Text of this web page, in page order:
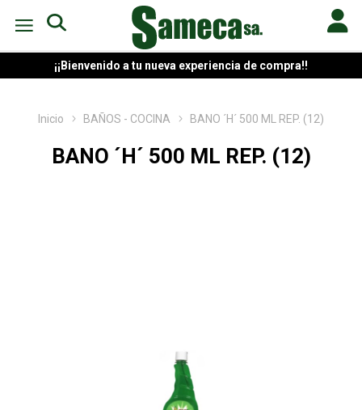
¡¡Bienvenido a tu nueva experiencia de compra!!
Inicio BAÑOS - COCINA BANO ´H´ 500 ML REP. (12)
BANO ´H´ 500 ML REP. (12)